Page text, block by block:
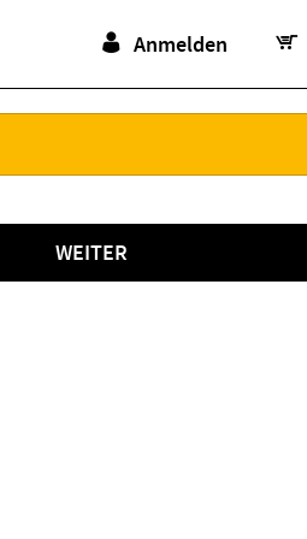
Anmelden
WEITER